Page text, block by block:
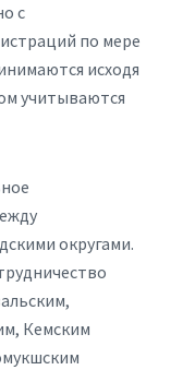
с
по мере
исходя
учитываются
округами.
Кемским